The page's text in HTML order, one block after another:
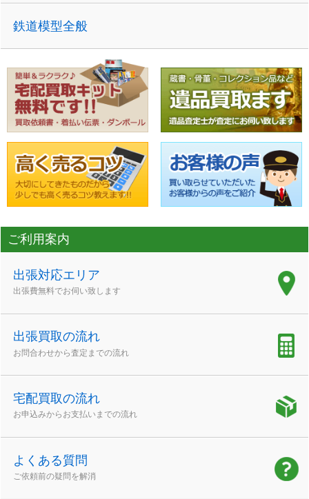
鉄道模型全般
ご利用案内
出張対応エリア
出張費無料でお伺い致します
出張買取の流れ
お問合わせから査定までの流れ
宅配買取の流れ
お申込みからお支払いまでの流れ
よくある質問
ご依頼前の疑問を解消